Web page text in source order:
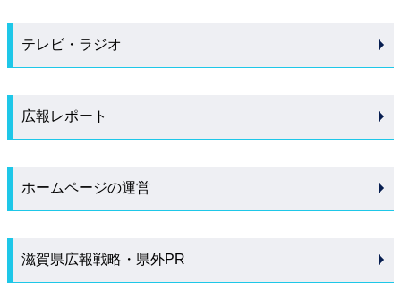
テレビ・ラジオ
広報レポート
ホームページの運営
滋賀県広報戦略・県外PR